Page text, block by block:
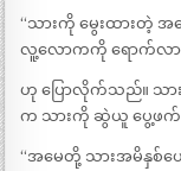
“သားကို မွေးထားတဲ့
လူ့လောကကို ရောက်လ
ဟု ပြောလိုက်သည်။ သ
က သားကို ဆွဲယူ ပွေ့ဖက်
“အမေတို့ သားအမိနှစ်ယ